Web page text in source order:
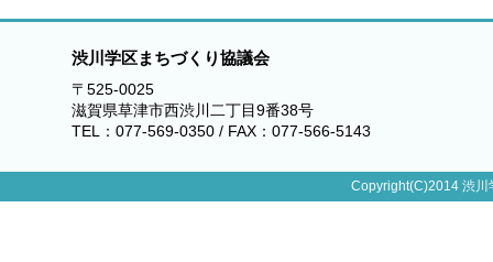
渋川学区まちづくり協議会
〒525-0025
滋賀県草津市西渋川二丁目9番38号
TEL：077-569-0350 / FAX：077-566-5143
Copyright(C)2014 渋川